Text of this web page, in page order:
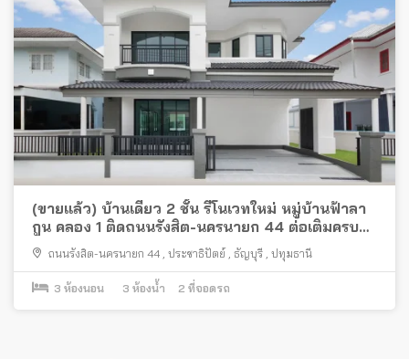
(ขายแล้ว) บ้านเดี่ยว 2 ชั้น รีโนเวทใหม่ หมู่บ้านฟ้าลา
กูน คลอง 1 ติดถนนรังสิต-นครนายก 44 ต่อเติมครบ
พร้อมอยู่ ใกล้ฟิวเจอร์พาร์ค รังสิต
ถนนรังสิต-นครนายก 44 ประชาธิปัตย์ ธัญบุรี ปทุมธานี
3 ห้องนอน 3 ห้องน้ำ 2 ที่จอดรถ